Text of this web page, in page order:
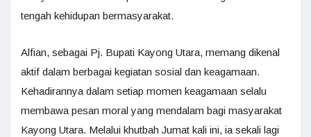
tengah kehidupan bermasyarakat.
Alfian, sebagai Pj. Bupati Kayong Utara, memang dikenal
aktif dalam berbagai kegiatan sosial dan keagamaan.
Kehadirannya dalam setiap momen keagamaan selalu
membawa pesan moral yang mendalam bagi masyarakat
Kayong Utara. Melalui khutbah Jumat kali ini, ia sekali lagi